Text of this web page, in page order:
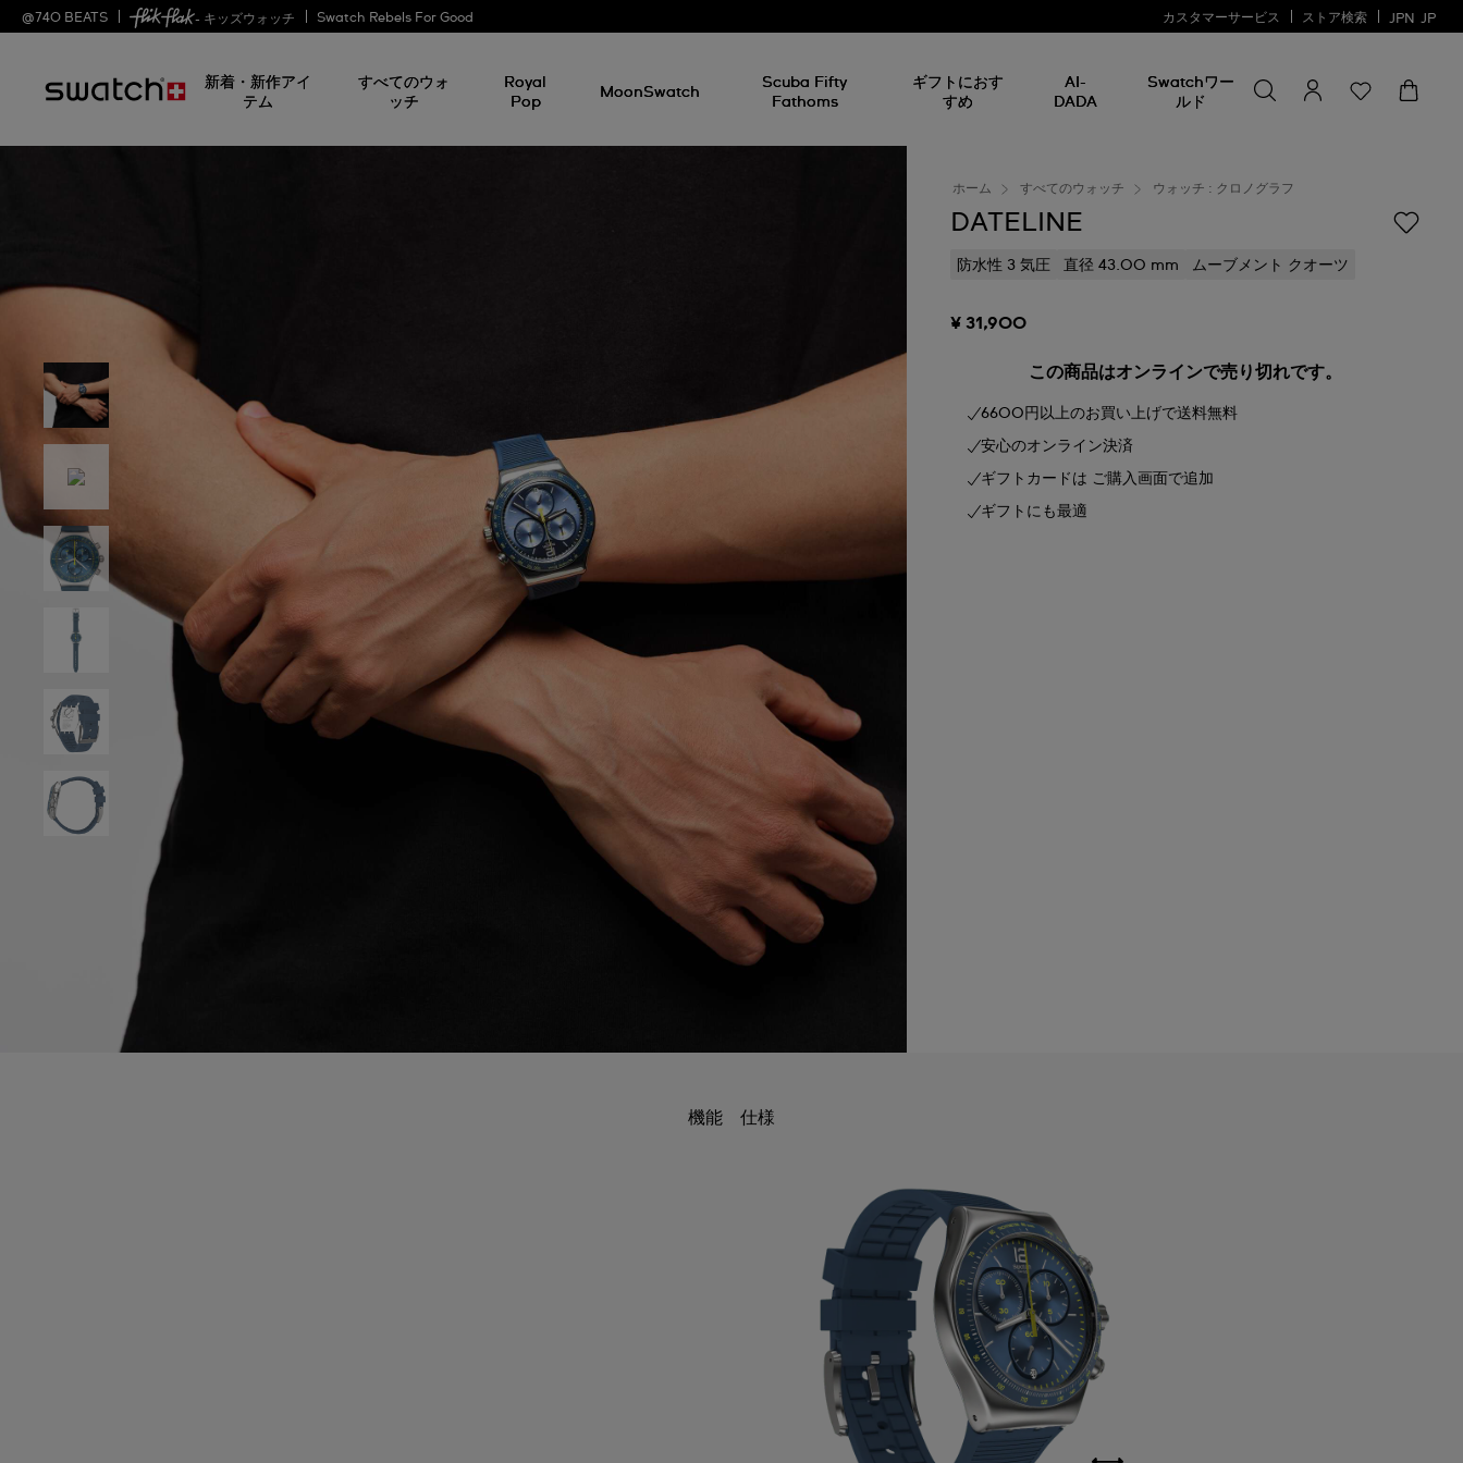
@ 740 BEATS - キッズウォッチ Swatch Rebels For Good カスタマーサービス ストア検索 JPN JP
新着・新作アイ
テム
すべてのウォ
ッチ
Royal
Pop
MoonSwatch
Scuba Fifty
Fathoms
ギフトにおす
すめ
AI-
DADA
Swatchワー
ルド
か
を
ホーム すべてのウォッチ ウォッチ : クロノグラフ
DATELINE
防水性 3 気圧 直径 43.00 mm ムーブメント クオーツ
¥ 31,900
この商品はオンラインで売り切れです。
6600円以上のお買い上げで送料無料
安心のオンライン決済
ギフトカードは ご購入画面で追加
ギフトにも最適
機能 仕様